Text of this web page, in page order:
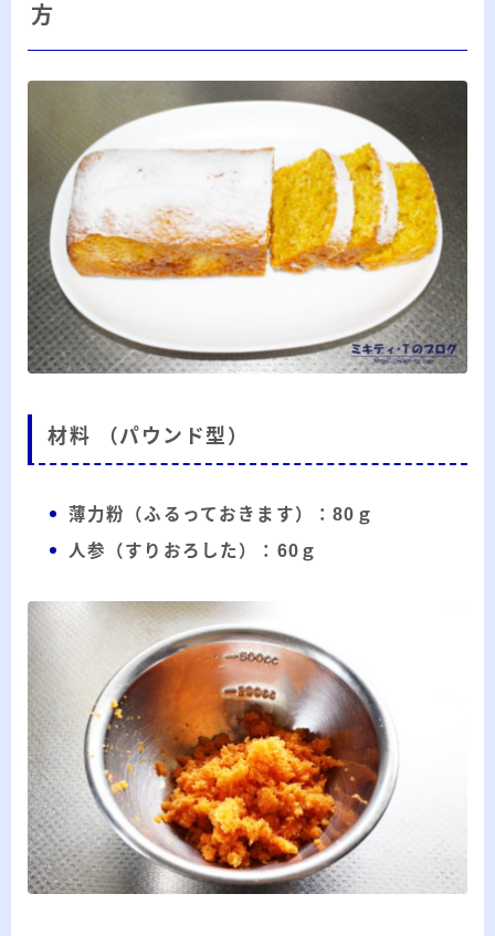
≫詳しいプロフィールを見る
≫お問い合わせはこちら
方
材料 （パウンド型）
薄力粉（ふるっておきます）：80ｇ
人参（すりおろした）：60ｇ